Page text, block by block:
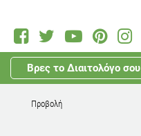
Βρες το Διαιτολόγο σου
Προβολή